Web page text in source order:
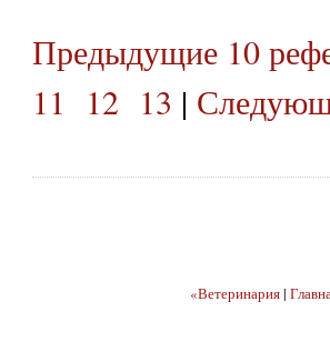
Предыдущие 10
11
12 13 |
«Ветеринария|